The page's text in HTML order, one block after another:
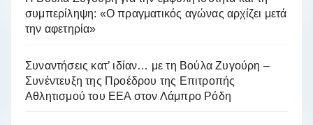
συμπερίληψη: «Ο πραγματικός αγώνας αρχίζει μετά
την αφετηρία»
Συναντήσεις κατ’ ιδίαν… με τη Βούλα Ζυγούρη –
Συνέντευξη της Προέδρου της Επιτροπής
Αθλητισμού του ΕΕΑ στον Λάμπρο Ρόδη